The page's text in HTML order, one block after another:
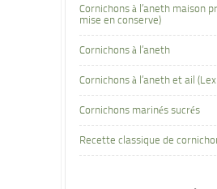
Cornichons à l’aneth maison
mise en conserve)
Cornichons à l’aneth
Cornichons à l’aneth et ail
Cornichons marinés sucrés
Recette classique de